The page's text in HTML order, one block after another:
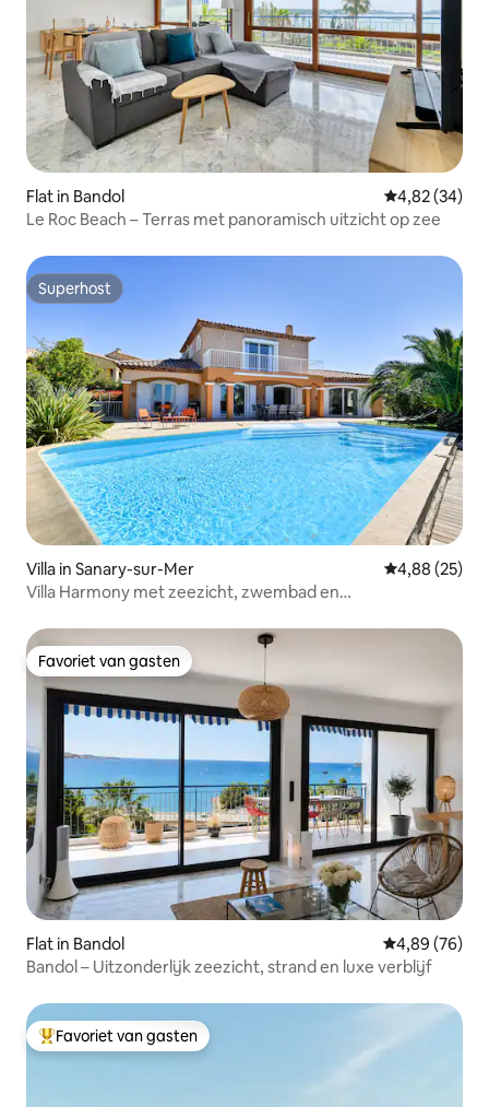
Flat in Bandol Gemiddelde
4,82 (34)
Le Roc Beach – Terras met panoramisch uitzicht op zee
Superhost
Superhost
Villa in Sanary-sur-Mer Gemiddelde
4,88 (25)
Villa Harmony met zeezicht, zwembad en
Favoriet van gasten
Favoriet van gasten
Flat in Bandol Gemiddelde
4,89 (76)
Bandol – Uitzonderlijk zeezicht, strand en luxe verblijf
Topfavoriet van gasten
Favoriet van gasten